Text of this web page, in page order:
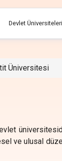
Devlet Üniversiteleri
Üniversitesi
ve ulusal